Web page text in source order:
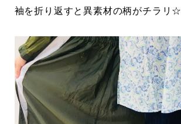
袖を折り返すと異素材の柄がチラリ☆